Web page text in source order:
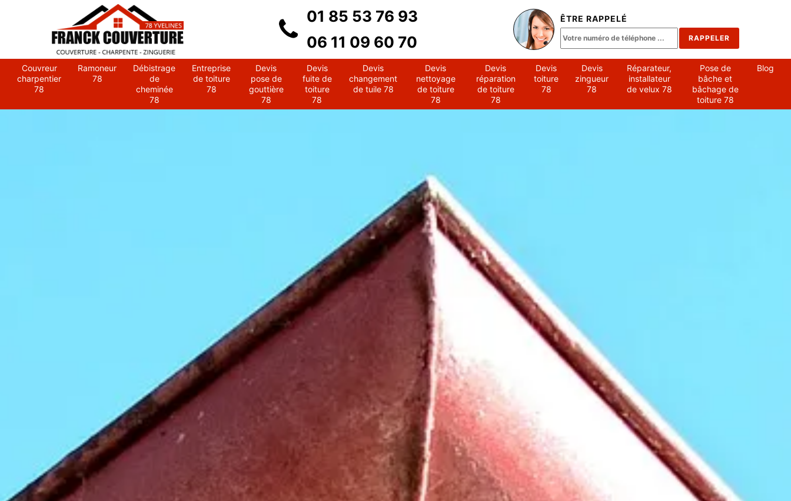
01 85 53 76 93
06 11 09 60 70
ÊTRE RAPPELÉ
Couvreur
charpentier
78
Ramoneur
78
Débistrage
de
cheminée
78
Entreprise
de toiture
78
Devis
pose de
gouttière
78
Devis
fuite de
toiture
78
Devis
changement
de tuile 78
Devis
nettoyage
de toiture
78
Devis
réparation
de toiture
78
Devis
toiture
78
Devis
zingueur
78
Réparateur,
installateur
de velux 78
Pose de
bâche et
bâchage de
toiture 78
Blog